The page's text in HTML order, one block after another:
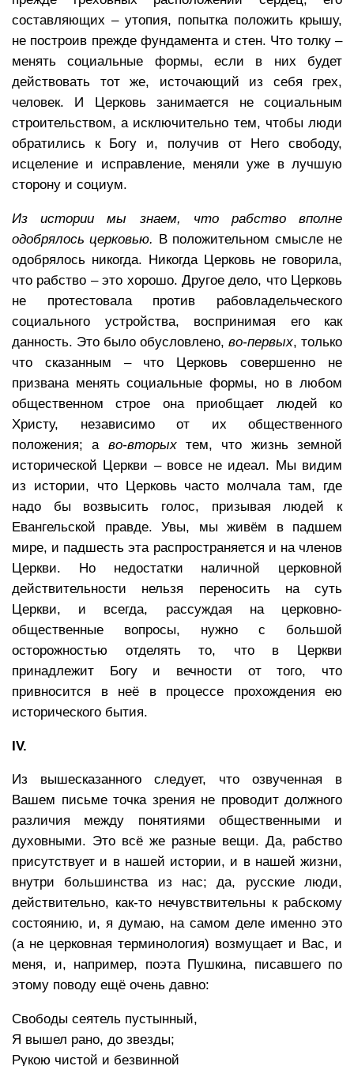
составляющих – утопия, попытка положить крышу,
не построив прежде фундамента и стен. Что толку –
менять социальные формы, если в них будет
действовать тот же, источающий из себя грех,
человек. И Церковь занимается не социальным
строительством, а исключительно тем, чтобы люди
обратились к Богу и, получив от Него свободу,
исцеление и исправление, меняли уже в лучшую
сторону и социум.
Из истории мы знаем, что рабство вполне
одобрялось церковью. В положительном смысле не
одобрялось никогда. Никогда Церковь не говорила,
что рабство – это хорошо. Другое дело, что Церковь
не протестовала против рабовладельческого
социального устройства, воспринимая его как
данность. Это было обусловлено, во-первых, только
что сказанным – что Церковь совершенно не
призвана менять социальные формы, но в любом
общественном строе она приобщает людей ко
Христу, независимо от их общественного
положения; а во-вторыхтем, что жизнь земной
исторической Церкви – вовсе не идеал. Мы видим
из истории, что Церковь часто молчала там, где
надо бы возвысить голос, призывая людей к
Евангельской правде. Увы, мы живём в падшем
мире, и падшесть эта распространяется и на членов
Церкви. Но недостатки наличной церковной
действительности нельзя переносить на суть
Церкви, и всегда, рассуждая на церковно-
общественные вопросы, нужно с большой
осторожностью отделять то, что в Церкви
принадлежит Богу и вечности от того, что
привносится в неё в процессе прохождения ею
исторического бытия.
IV.
Из вышесказанного следует, что озвученная в
Вашем письме точка зрения не проводит должного
различия между понятиями общественными и
духовными. Это всё же разные вещи. Да, рабство
присутствует и в нашей истории, и в нашей жизни,
внутри большинства из нас; да, русские люди,
действительно, как-то нечувствительны к рабскому
состоянию, и, я думаю, на самом деле именно это
(а не церковная терминология) возмущает и Вас, и
меня, и, например, поэта Пушкина, писавшего по
этому поводу ещё очень давно:
Свободы сеятель пустынный,
Я вышел рано, до звезды;
Рукою чистой и безвинной